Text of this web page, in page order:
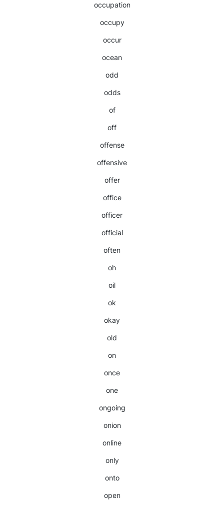
occupation
occupy
occur
ocean
odd
odds
of
off
offense
offensive
offer
office
officer
official
often
oh
oil
ok
okay
old
on
once
one
ongoing
onion
online
only
onto
open